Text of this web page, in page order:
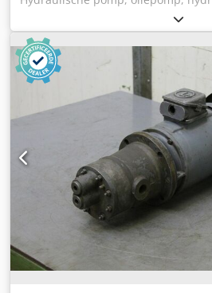
hydraulische pomp, elektrische
tractiemotor, aandrijvingsmotor -
meeloopstapelaar merk: Climax
Adyef -Gear pomp voor: elektrische
Wielerpomp type: -met: tank en
V -Afmetingen: 320/105/H295 mm -